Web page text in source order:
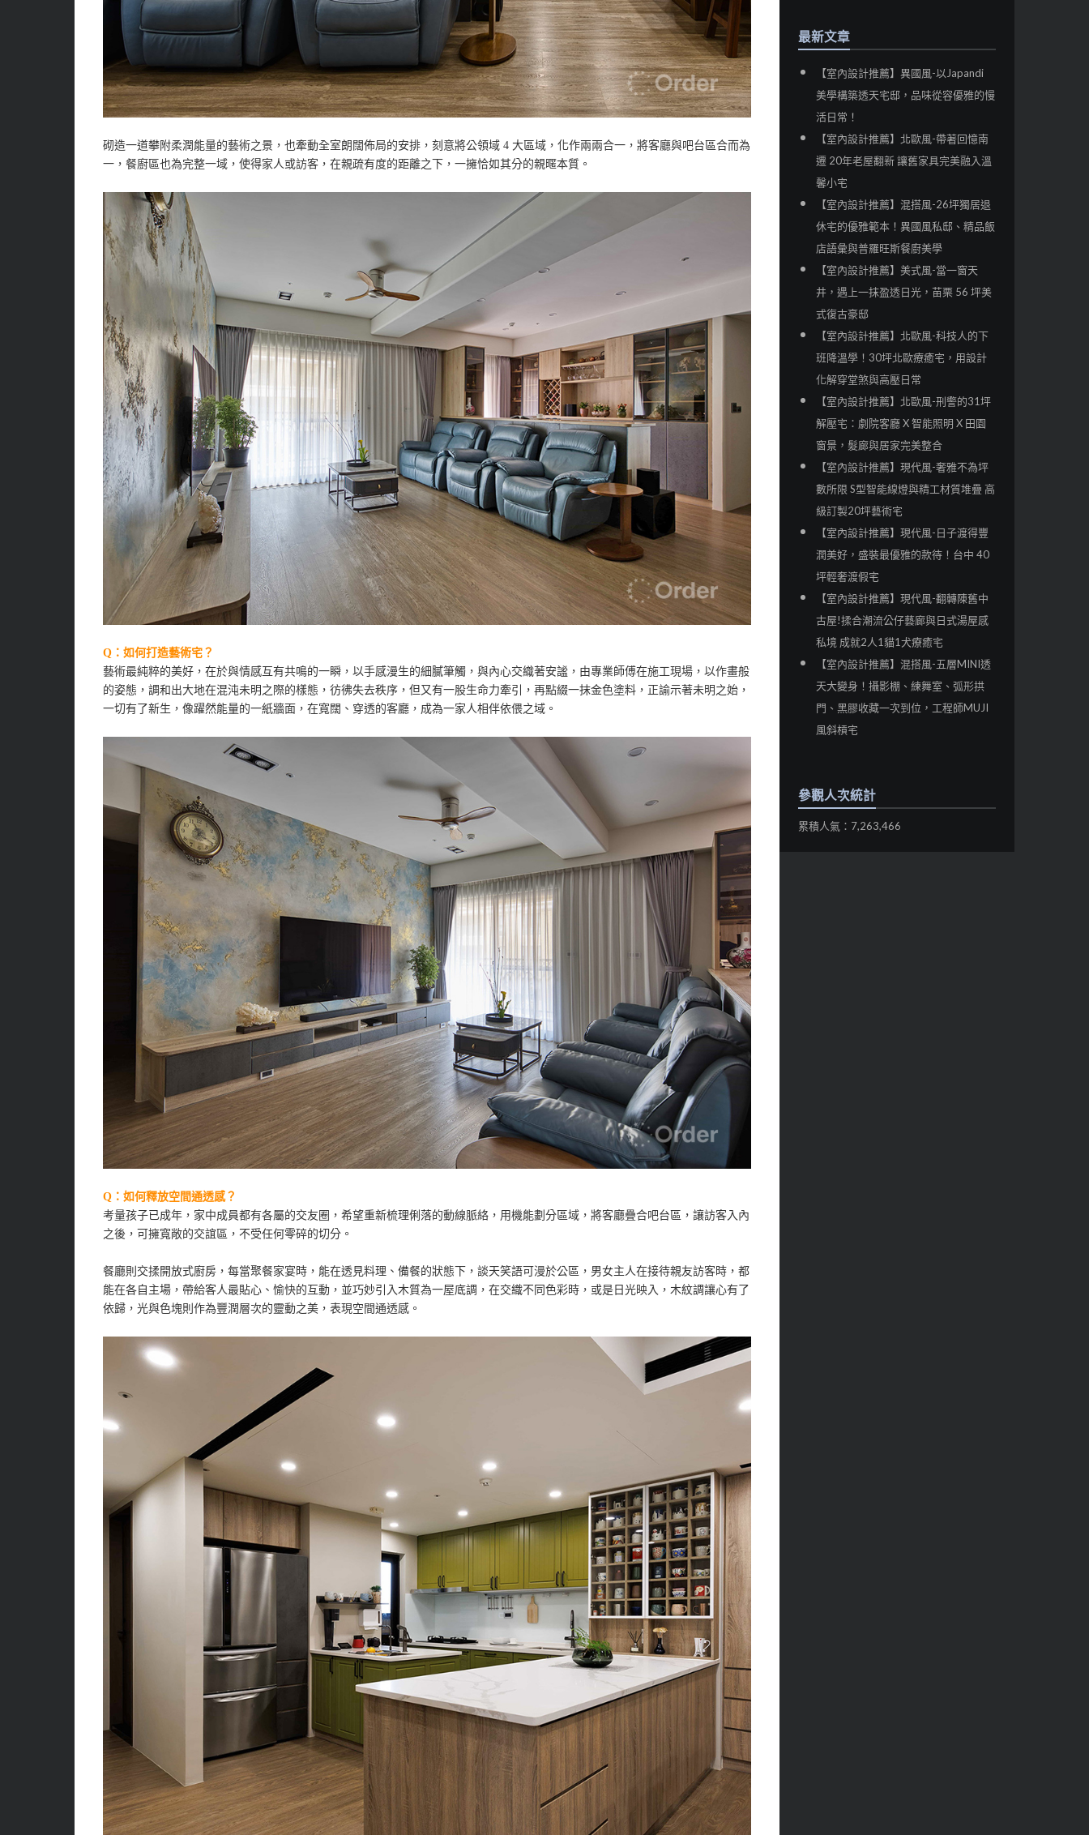
砌造一道攀附柔潤能量的藝術之景，也牽動全室朗闊佈局的安排，刻意將公領域 4 大區域，化作兩兩合一，將客廳與吧台區合而為
一，餐廚區也為完整一域，使得家人或訪客，在親疏有度的距離之下，一擁恰如其分的親暱本質。
Q：如何打造藝術宅？
藝術最純粹的美好，在於與情感互有共鳴的一瞬，以手感漫生的細膩筆觸，與內心交織著安謐，由專業師傅在施工現場，以作畫般
的姿態，調和出大地在混沌未明之際的樣態，彷彿失去秩序，但又有一股生命力牽引，再點綴一抹金色塗料，正諭示著未明之始，
一切有了新生，像躍然能量的一紙牆面，在寬闊、穿透的客廳，成為一家人相伴依偎之域。
Q：如何釋放空間通透感？
考量孩子已成年，家中成員都有各屬的交友圈，希望重新梳理俐落的動線脈絡，用機能劃分區域，將客廳疊合吧台區，讓訪客入內
之後，可擁寬敞的交誼區，不受任何零碎的切分。
餐廳則交揉開放式廚房，每當聚餐家宴時，能在透見料理、備餐的狀態下，談天笑語可漫於公區，男女主人在接待親友訪客時，都
能在各自主場，帶給客人最貼心、愉快的互動，並巧妙引入木質為一屋底調，在交織不同色彩時，或是日光映入，木紋調讓心有了
依歸，光與色塊則作為豐潤層次的靈動之美，表現空間通透感。
最新文章
【室內設計推薦】異國風-以Japandi
美學構築透天宅邸，品味從容優雅的慢
活日常！
【室內設計推薦】北歐風-帶著回憶南
遷 20年老屋翻新 讓舊家具完美融入溫
馨小宅
【室內設計推薦】混搭風-26坪獨居退
休宅的優雅範本！異國風私邸、精品飯
店語彙與普羅旺斯餐廚美學
【室內設計推薦】美式風-當一窗天
井，遇上一抹盈透日光，苗栗 56 坪美
式復古豪邸
【室內設計推薦】北歐風-科技人的下
班降溫學！30坪北歐療癒宅，用設計
化解穿堂煞與高壓日常
【室內設計推薦】北歐風-刑警的31坪
解壓宅：劇院客廳 X 智能照明 X 田園
窗景，髮廊與居家完美整合
【室內設計推薦】現代風-奢雅不為坪
數所限 S型智能線燈與精工材質堆疊 高
級訂製20坪藝術宅
【室內設計推薦】現代風-日子渡得豐
潤美好，盛裝最優雅的款待！台中 40
坪輕奢渡假宅
【室內設計推薦】現代風-翻轉陳舊中
古屋!揉合潮流公仔藝廊與日式湯屋感
私境 成就2人1貓1犬療癒宅
【室內設計推薦】混搭風-五層MINI透
天大變身！攝影棚、練舞室、弧形拱
門、黑膠收藏一次到位，工程師MUJI
風斜槓宅
參觀人次統計
累積人氣：7,263,466